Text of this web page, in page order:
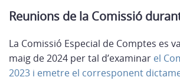
Reunions de la Comissió
La Comissió Especial de Comptes es
maig de 2024 per tal d’examinar el
2023 i emetre el corresponent